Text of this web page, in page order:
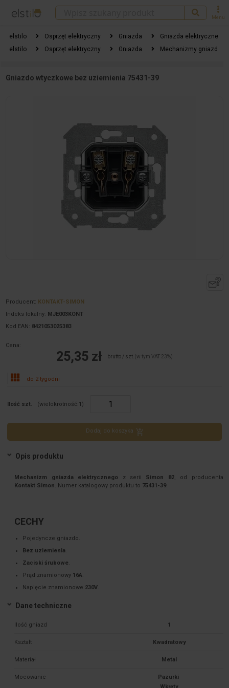
Menu
elstilo Osprzęt elektryczny Gniazda
Gniazda elektryczne
elstilo
Osprzęt elektryczny Gniazda Mechanizmy gniazd
Gniazdo wtyczkowe bez uziemienia 75431-39
Producent: KONTAKT-SIMON
Indeks lokalny: MJE003KONT
Kod EAN: 8421053025383
Cena:
25,35 zł brutto / szt. (w tym VAT 23%)
do 2 tygodni
Ilość szt. (wielokrotność:1 )
Dodaj do koszyka
Opis produktu
Mechanizm gniazda elektrycznego z serii Simon 82, od producenta
Kontakt Simon. Numer katalogowy produktu to 75431-39.
CECHY
Pojedyncze gniazdo.
Bez uziemienia.
Zaciski śrubowe.
Prąd znamionowy 16A.
Napięcie znamionowe 230V.
Dane techniczne
Ilość gniazd 1
Kształt Kwadratowy
Materiał Metal
Mocowanie
Pazurki